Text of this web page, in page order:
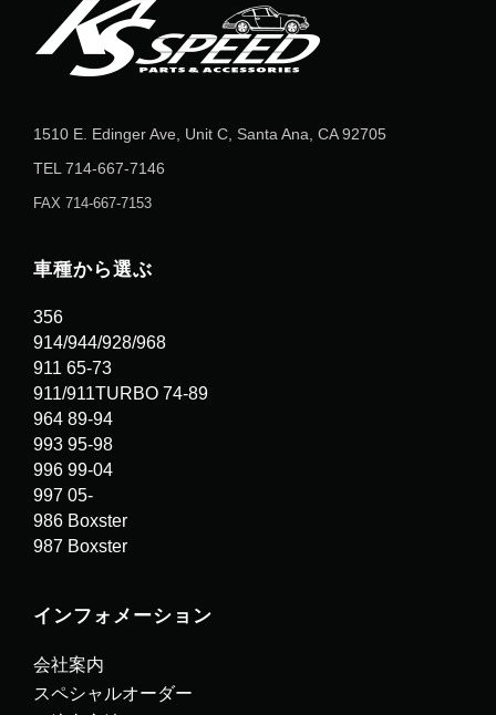
1510 E. Edinger Ave, Unit C, Santa Ana, CA 92705
TEL 714-667-7146
FAX 714-667-7153
車種から選ぶ
356
914/944/928/968
911 65-73
911/911TURBO 74-89
964 89-94
993 95-98
996 99-04
997 05-
986 Boxster
987 Boxster
インフォメーション
会社案内
スペシャルオーダー